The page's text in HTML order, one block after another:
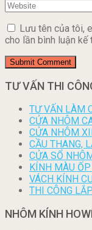
Lưu tên của tôi,
cho lần bình luận kế
TƯ VẤN THI
TƯ VẤN LÀM
CỬA NHÔM
CỬA NHÔM
CẦU THANG,
CỬA SỔ
KÍNH MÀU
VÁCH KÍNH
THI CÔNG
NHÔM KÍNH